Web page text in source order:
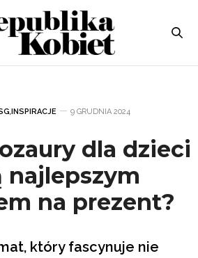
,INSPIRACJE 9 GRUDNIA 2024
dla dzieci
najlepszym
na prezent?
który fascynuje nie